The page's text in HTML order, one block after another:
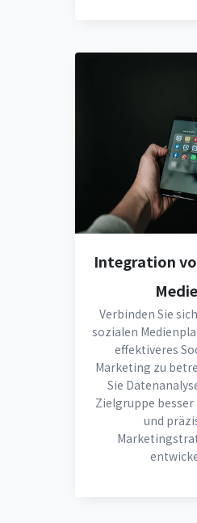
Integration
Verbinden Sie
sozialen
effektiveres
Marketing zu
Sie
Zielgruppe
und